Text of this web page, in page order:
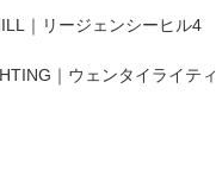
｜リージェンシーヒル4
｜ウェンタイライティ